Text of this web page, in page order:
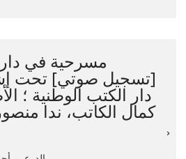
مسرحية في دار
[تسجيل صوتي] تحت
دار الكتب الوطنية ؛
كمال الكاتب، ندا